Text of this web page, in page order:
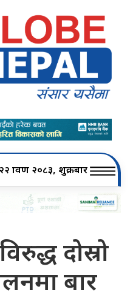
२२ श्रावण २०८३, शुक्रबार
दोस्रो
बार